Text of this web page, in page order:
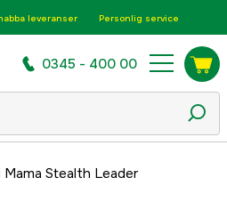
leveranser Personlig service
0345 - 400 00
Mama Stealth Leader